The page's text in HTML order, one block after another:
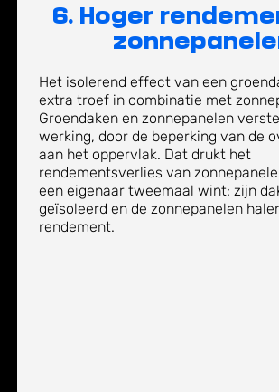
6. Hoger
Het isolerend effect van een
extra troef in combinatie met
Groendaken en zonnepanelen
werking, door de beperking van de
aan het oppervlak. Dat drukt het
rendementsverlies van
een eigenaar tweemaal wint: zijn
geïsoleerd en de zonnepanelen
rendement.